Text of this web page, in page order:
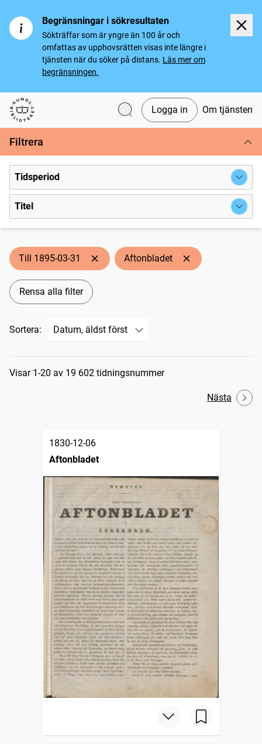
Begränsningar i sökresultaten
Sökträffar som är yngre än 100 år och
omfattas av upphovsrätten visas inte längre i
tjänsten när du söker på distans. Läs mer om
begränsningen.
Svenska tidningar
Logga in Om tjänsten
Filtrera
Tidsperiod
Titel
Till 1895-03-31 Aftonbladet
Rensa alla filter
Sortera:
Sökresultat
Visar 1-20 av 19 602 tidningsnummer
Nästa
1830-12-06
Aftonbladet